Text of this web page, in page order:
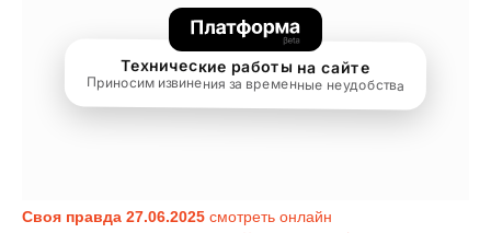
Своя правда 27.06.2025 смотреть онлайн